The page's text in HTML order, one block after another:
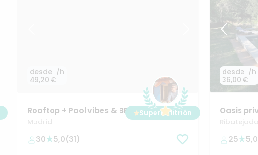
desde
49,20 €
/h
Rooftop + Poolvibes & BBQ
🌅💦🌄
Madrid
30 5,0(31)
★Superanfitrión
desde
36,00 €
/h
Oasis
naturaleza
Ribatejada
25 5,0